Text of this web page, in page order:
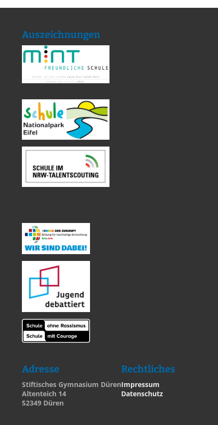
Auszeichnungen
Adresse
Stiftisches Gymnasium Düren
Altenteich 14
52349 Düren
Rechtliches
Impressum
Datenschutz